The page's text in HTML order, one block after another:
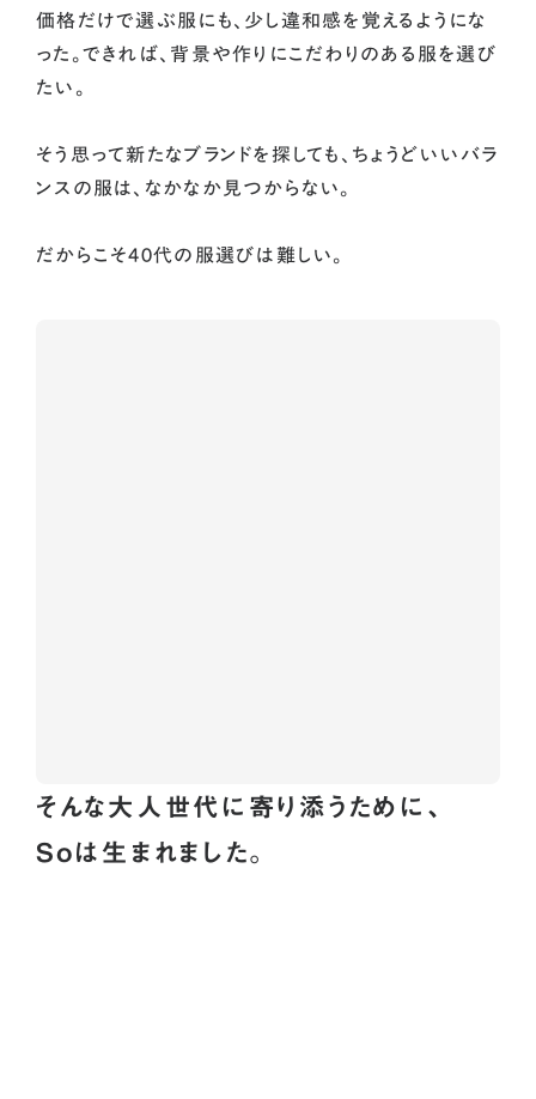
価格だけで選ぶ服にも、少し違和感を覚えるようにな
った。できれば、背景や作りにこだわりのある服を選び
たい。
そう思って新たなブランドを探しても、ちょうどいいバラ
ンスの服は、なかなか見つからない。
だからこそ40代の服選びは難しい。
そんな大人世代に寄り添うために、
Soは生まれました。